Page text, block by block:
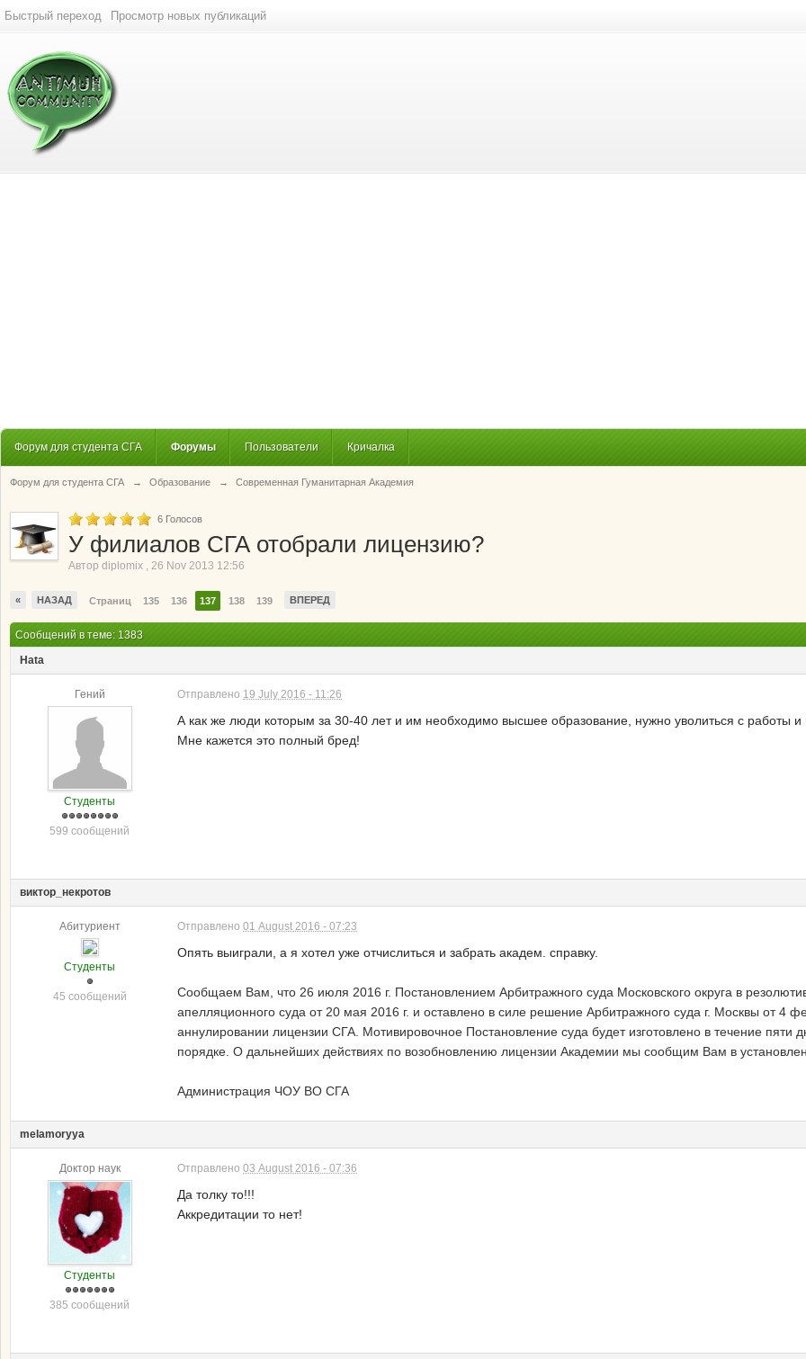
Быстрый переход Просмотр новых публикаций
Форум для студента СГА Форумы Пользователи Кричалка
Форум для студента СГА → Образование → Современная Гуманитарная Академия
6 Голосов
У филиалов СГА отобрали лицензию?
Автор diplomix , 26 Nov 2013 12:56
« НАЗАД Страниц 135 136 137 138 139 ВПЕРЕД
Сообщений в теме: 1383
Hata
Гений
Студенты
599 сообщений
Отправлено 19 July 2016 - 11:26
А как же люди которым за 30-40 лет и им необходимо высшее образование, нужно уволиться с работы и
Мне кажется это полный бред!
виктор_некротов
Абитуриент
Студенты
45 сообщений
Отправлено 01 August 2016 - 07:23
Опять выиграли, а я хотел уже отчислиться и забрать академ. справку.
Сообщаем Вам, что 26 июля 2016 г. Постановлением Арбитражного суда Московского округа в
апелляционного суда от 20 мая 2016 г. и оставлено в силе решение Арбитражного суда г. Москвы от 4
аннулировании лицензии СГА . Мотивировочное Постановление суда будет изготовлено в течение
порядке. О дальнейших действиях по возобновлению лицензии Академии мы сообщим Вам в
Администрация ЧОУ ВО СГА
melamoryya
Доктор наук
Студенты
385 сообщений
Отправлено 03 August 2016 - 07:36
Да толку то!!!
Аккредитации то нет!